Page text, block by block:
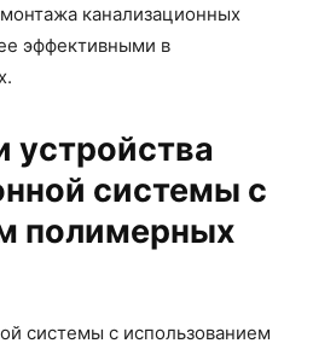
канализационных
эффективными в
устройства
системы с
полимерных
системы с использованием